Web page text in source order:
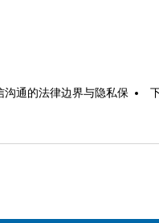
通的法律边界与隐私保